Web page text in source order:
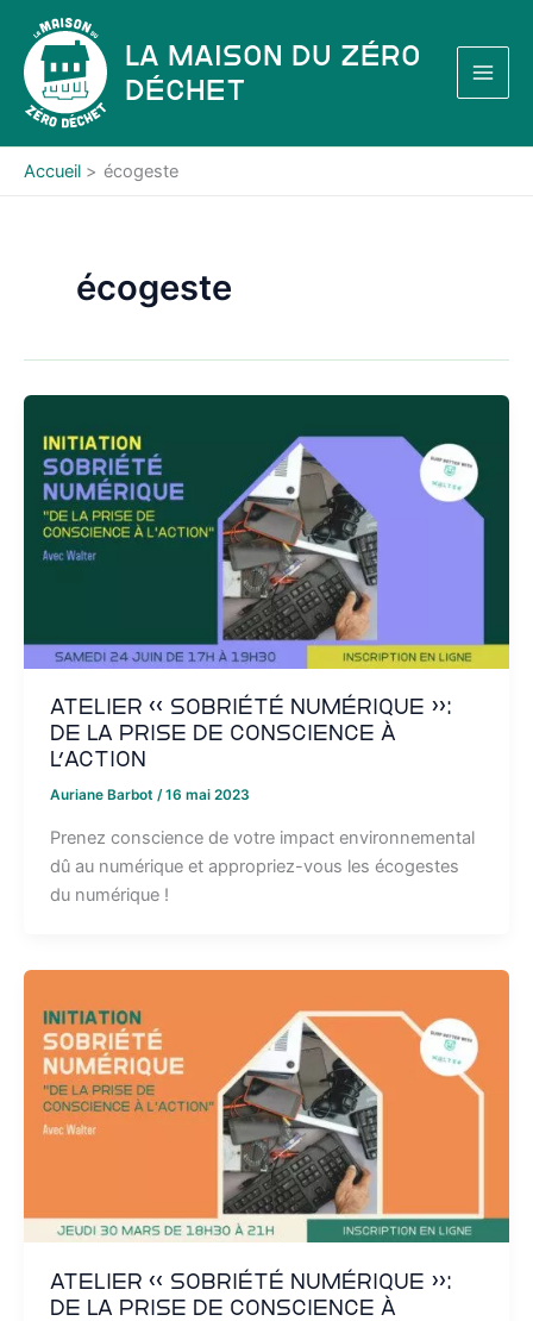
contenu
La Maison du Zéro
Déchet
Accueil écogeste
écogeste
Atelier « Sobriété Numérique »:
de la prise de conscience à
l’action
Auriane Barbot /16 mai 2023
Prenez conscience de votre impact environnemental
dû au numérique et appropriez-vous les écogestes
du numérique !
Atelier « Sobriété Numérique »:
de la prise de conscience à